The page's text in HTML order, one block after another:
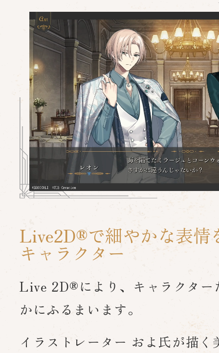
Live2D®で細やかな表情
キャラクター
Live 2D®により、キャラクター
かにふるまいます。
イラストレーター およ氏が描